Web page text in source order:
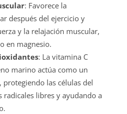
: Favorece la
después del ejercicio y
y la relajación muscular,
en magnesio.
: La vitamina C
marino actúa como un
las células del
radicales libres y ayudando a